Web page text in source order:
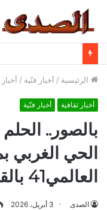
الرئيسية / أخبار فنّية /
أخبار ثقافية أخبار فنّية
بالصور..
الحي الغربي
العالمي41 بالقاهرة
الصدى 3 أبريل، 2026